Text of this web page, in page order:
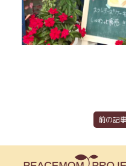
前の記